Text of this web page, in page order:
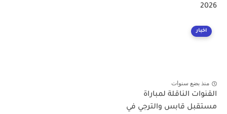
2026
اخبار
منذ بضع سنوات
القنوات الناقلة لمباراة
مستقبل قابس والترجي في